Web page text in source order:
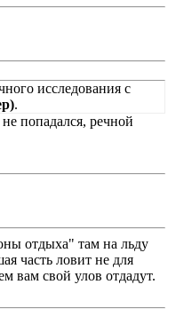
исследования с
.
попадался, речной
отдыха" там на льду
часть ловит не для
вам свой улов отдадут.